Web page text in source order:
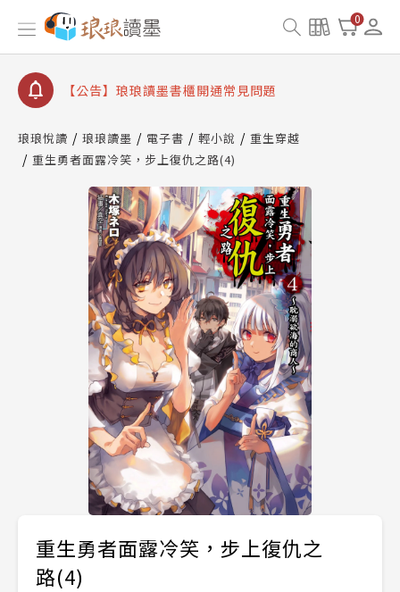
0
【公告】因 Readmoo 讀墨系統維護中，本站同步暫
停部分閱讀服務
【公告】琅琅讀墨數位閱讀資產合併與書櫃開通申請
【公告】琅琅讀墨書櫃開通常見問題
請圖文教學
【公告】琅琅書店服務升級重要說明及資產合併結果
查詢
【公告】因 Readmoo 讀墨系統維護中，本站同步暫
停部分閱讀服務
琅琅悅讀 琅琅讀墨 電子書 輕小說
重生穿越
重生勇者面露冷笑，步上復仇之路(4)
重生勇者面露冷笑，步上復仇之
路(4)